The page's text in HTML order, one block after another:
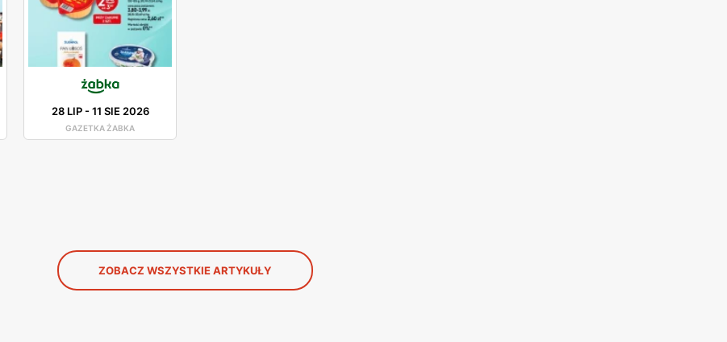
28 LIP-11 SIE 2026
GAZETKA ŻABKA
ZOBACZ WSZYSTKIE ARTYKUŁY